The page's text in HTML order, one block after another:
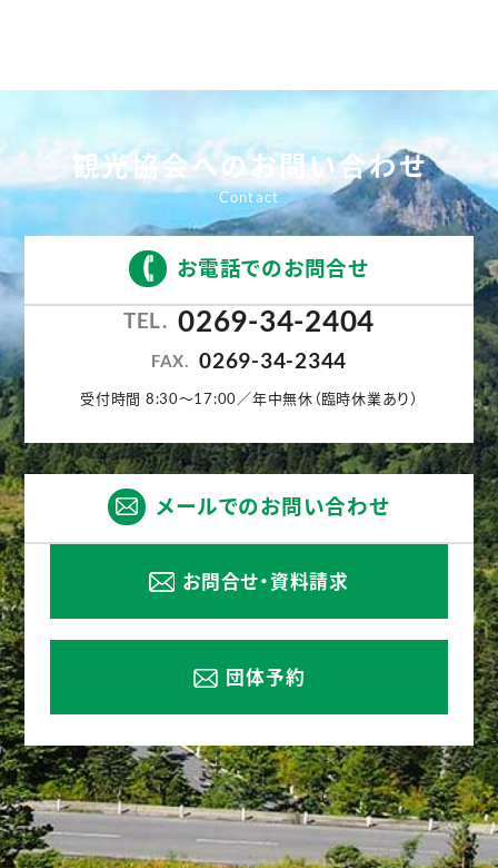
観光協会へのお問い合わせ
お電話でのお問合せ
TEL. 0269-34-2404
FAX. 0269-34-2344
受付時間 8:30〜17:00／年中無休（臨時休業あり）
メールでのお問い合わせ
お問合せ・資料請求
団体予約